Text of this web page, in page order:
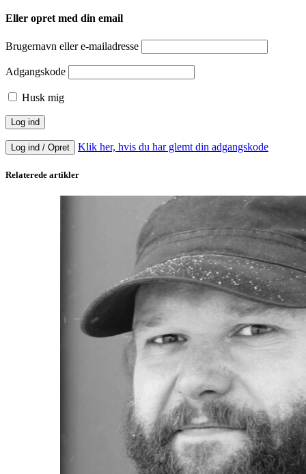
Eller opret med din email
Brugernavn eller e-mailadresse
Adgangskode
Husk mig
Log ind / Opret Klik her, hvis du har glemt din adgangskode
Relaterede artikler